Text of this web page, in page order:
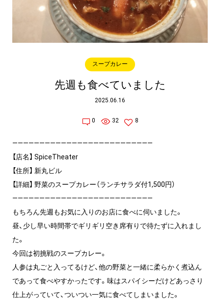
スープカレー
先週も食べていました
2025.06.16
0 32 8
——————————————————————————
【店名】 SpiceTheater
【住所】 新丸ビル
【詳細】 野菜のスープカレー（ランチサラダ付1,500円）
——————————————————————————
もちろん先週もお気に入りのお店に食べに伺いました。
昼、少し早い時間帯でギリギリ空き席有りで待たずに入れまし
た。
今回は初挑戦のスープカレー。
人参は丸ごと入ってるけど、他の野菜と一緒に柔らかく煮込ん
であって食べやすかったです。味はスパイシーだけどあっさり
仕上がっていて、ついつい一気に食べてしまいました。